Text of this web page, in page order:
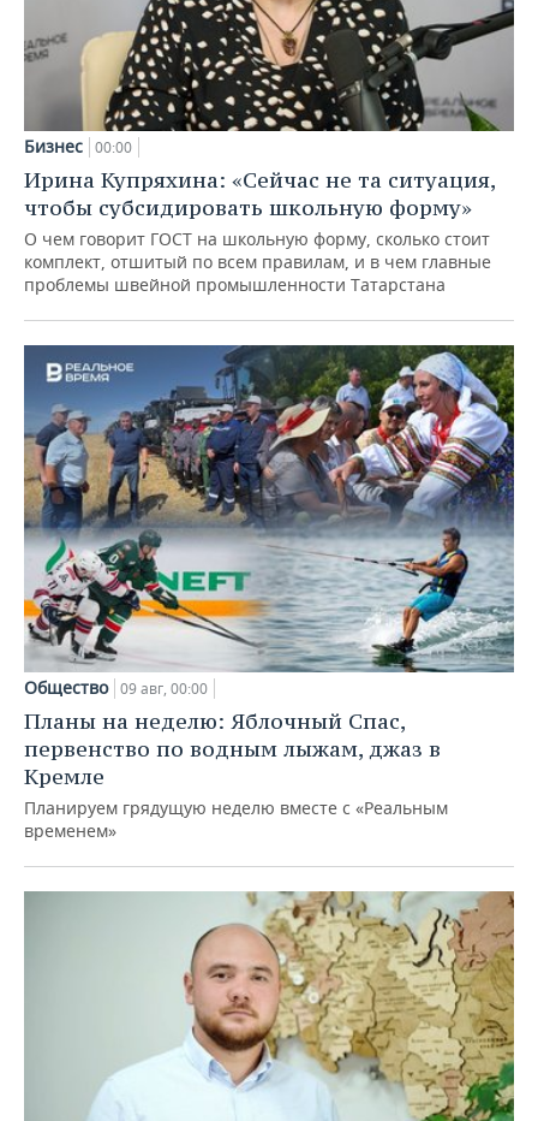
Бизнес 00:00
Ирина Купряхина: «Сейчас не та ситуация,
чтобы субсидировать школьную форму»
О чем говорит ГОСТ на школьную форму, сколько стоит
комплект, отшитый по всем правилам, и в чем главные
проблемы швейной промышленности Татарстана
Общество 09 авг, 00:00
Планы на неделю: Яблочный Спас,
первенство по водным лыжам, джаз в
Кремле
Планируем грядущую неделю вместе с «Реальным
временем»